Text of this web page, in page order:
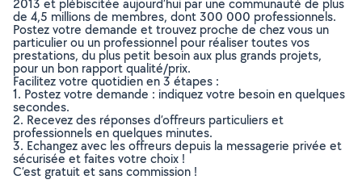
2013 et plébiscitée aujourd’hui par une communauté de plus
de 4,5 millions de membres, dont 300 000 professionnels.
Postez votre demande et trouvez proche de chez vous un
particulier ou un professionnel pour réaliser toutes vos
prestations, du plus petit besoin aux plus grands projets,
pour un bon rapport qualité/prix.
Facilitez votre quotidien en 3 étapes :
1. Postez votre demande : indiquez votre besoin en quelques
secondes.
2. Recevez des réponses d’offreurs particuliers et
professionnels en quelques minutes.
3. Echangez avec les offreurs depuis la messagerie privée et
sécurisée et faites votre choix !
C’est gratuit et sans commission !